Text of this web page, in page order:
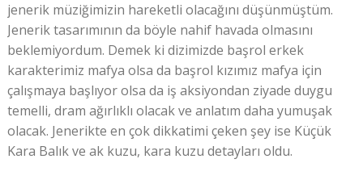
jenerik müziğimizin hareketli olacağını düşünmüştüm.
Jenerik tasarımının da böyle nahif havada olmasını
beklemiyordum. Demek ki dizimizde başrol erkek
karakterimiz mafya olsa da başrol kızımız mafya için
çalışmaya başlıyor olsa da iş aksiyondan ziyade duygu
temelli, dram ağırlıklı olacak ve anlatım daha yumuşak
olacak. Jenerikte en çok dikkatimi çeken şey ise Küçük
Kara Balık ve ak kuzu, kara kuzu detayları oldu.